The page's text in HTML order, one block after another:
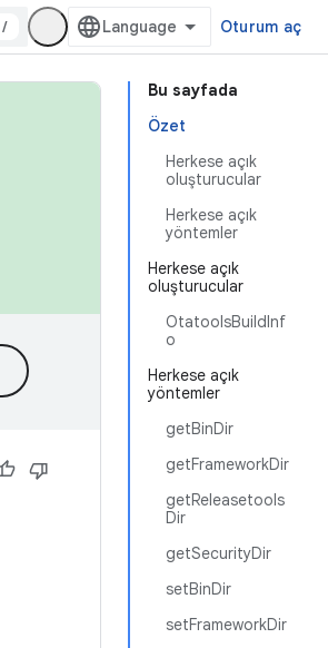
/ Oturum aç
Bu sayfada
Özet
Herkese açık
oluşturucular
Herkese açık
yöntemler
Herkese açık
oluşturucular
OtatoolsBuildInf
o
Herkese açık
yöntemler
getBinDir
getFrameworkDir
getReleasetools
Dir
getSecurityDir
setBinDir
setFrameworkDir